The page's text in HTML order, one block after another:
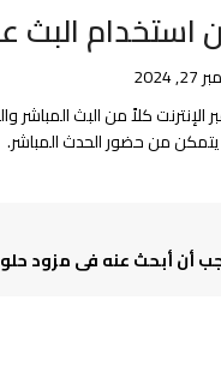
البث
2024
الإنترنت كلاً من البث
من حضور الحدث المباشر.
أن أبحث عنه في مزود حلول